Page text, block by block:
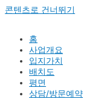
콘텐츠로 건너뛰기
홈
사업개요
입지가치
배치도
평면
상담/방문예약